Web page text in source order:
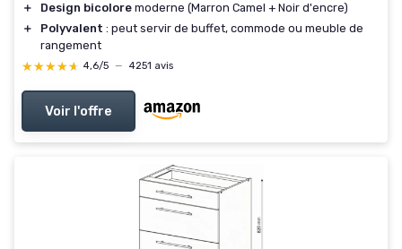
＋ Design bicolore moderne (Marron Camel + Noir d'encre)
＋
Polyvalent : peut servir de buffet, commode ou meuble de
rangement
★★★★★
★★★★★ 4,6/5 — 4251 avis
Voir l'offre